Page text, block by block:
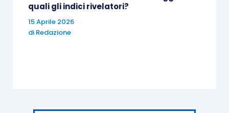
espressamente indicata come preclusa. Alla luce
di ciò, non sussistevano i presupposti per la
quali gli indici rivelatori?
15 Aprile 2026
di Redazione